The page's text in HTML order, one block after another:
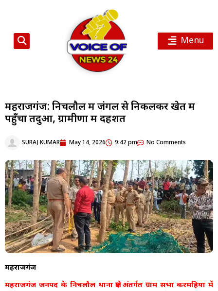
Menu
महराजगंज: निचलौल में जंगल से निकलकर खेत में
पहुँचा तेंदुआ, ग्रामीणों में दहशत
SURAJ KUMAR May 14, 2026 9:42 pm No Comments
महराजगंज
महराजगंज जनपद के निचलौल थाना क्षेत्र अंतर्गत ग्राम सभा करमहिया में